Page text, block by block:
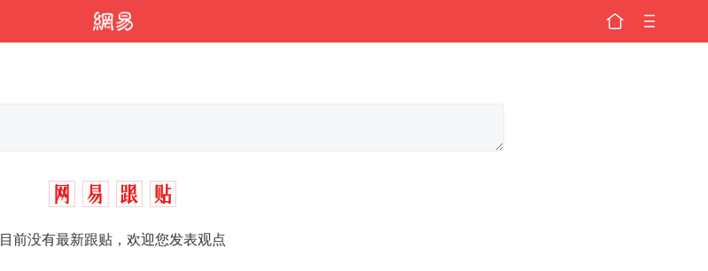
目前没有最新跟贴，欢迎您发表观点